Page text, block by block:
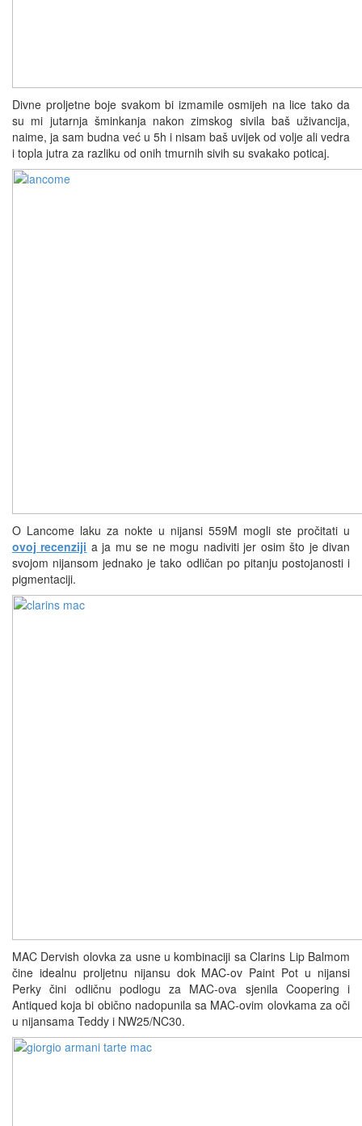
Divne proljetne boje svakom bi izmamile osmijeh na lice tako da
su mi jutarnja šminkanja nakon zimskog sivila baš uživancija,
naime, ja sam budna već u 5h i nisam baš uvijek od volje ali vedra
i topla jutra za razliku od onih tmurnih sivih su svakako poticaj.
O Lancome laku za nokte u nijansi 559M mogli ste pročitati u
ovoj recenziji a ja mu se ne mogu nadiviti jer osim što je divan
svojom nijansom jednako je tako odličan po pitanju postojanosti i
pigmentaciji.
MAC Dervish olovka za usne u kombinaciji sa Clarins Lip Balmom
čine idealnu proljetnu nijansu dok MAC-ov Paint Pot u nijansi
Perky čini odličnu podlogu za MAC-ova sjenila Coopering i
Antiqued koja bi obično nadopunila sa MAC-ovim olovkama za oči
u nijansama Teddy i NW25/NC30.